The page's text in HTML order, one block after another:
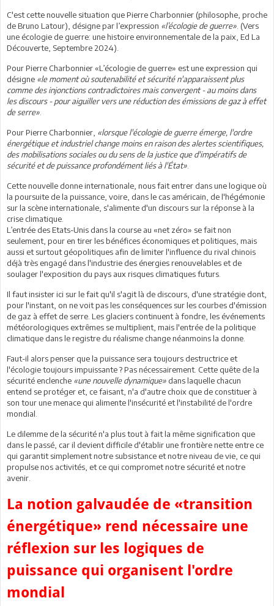
C'est cette nouvelle situation que Pierre Charbonnier (philosophe, proche
de Bruno Latour), désigne par l’expression «l’écologie de guerre» . (Vers
une écologie de guerre: une histoire environnementale de la paix, Ed La
Découverte, Septembre 2024).
Pour Pierre Charbonnier «L’écologie de guerre» est une expression qui
désigne «le moment où soutenabilité et sécurité n'apparaissent plus
comme des injonctions contradictoires mais convergent - au moins dans
les discours - pour aiguiller vers une réduction des émissions de gaz à effet
de serre»
Pour Pierre Charbonnier, «lorsque l'écologie de guerre émerge, l'ordre
énergétique et industriel change moins en raison des alertes scientifiques,
des mobilisations sociales ou du sens de la justice que d'impératifs de
sécurité et de puissance profondément liés à l'État»
Cette nouvelle donne internationale, nous fait entrer dans une logique où
la poursuite de la puissance, voire, dans le cas américain, de l'hégémonie
sur la scène internationale, s'alimente d'un discours sur la réponse à la
crise climatique.
L’entrée des Etats-Unis dans la course au «net zéro» se fait non
seulement, pour en tirer les bénéfices économiques et politiques, mais
aussi et surtout géopolitiques afin de limiter l'influence du rival chinois
déjà très engagé dans l'industrie des énergies renouvelables et de
soulager l'exposition du pays aux risques climatiques futurs.
Il faut insister ici sur le fait qu'il s'agit là de discours, d'une stratégie dont,
pour l'instant, on ne voit pas les conséquences sur les courbes d'émission
de gaz à effet de serre. Les glaciers continuent à fondre, les événements
météorologiques extrêmes se multiplient, mais l'entrée de la politique
climatique dans le registre du réalisme change néanmoins la donne.
Faut-il alors penser que la puissance sera toujours destructrice et
l'écologie toujours impuissante ? Pas nécessairement. Cette quête de la
sécurité enclenche «une nouvelle dynamique» dans laquelle chacun
entend se protéger et, ce faisant, n'a d'autre choix que de constituer à
son tour une menace qui alimente l'insécurité et l'instabilité de l'ordre
mondial.
Le dilemme de la sécurité n'a plus tout à fait la même signification que
dans le passé, car il devient difficile d'établir une frontière nette entre ce
qui garantit simplement notre subsistance et notre niveau de vie, ce qui
propulse nos activités, et ce qui compromet notre sécurité et notre
avenir.
La notion galvaudée de «transition
énergétique» rend nécessaire une
réflexion sur les logiques de
puissance qui organisent l'ordre
mondial